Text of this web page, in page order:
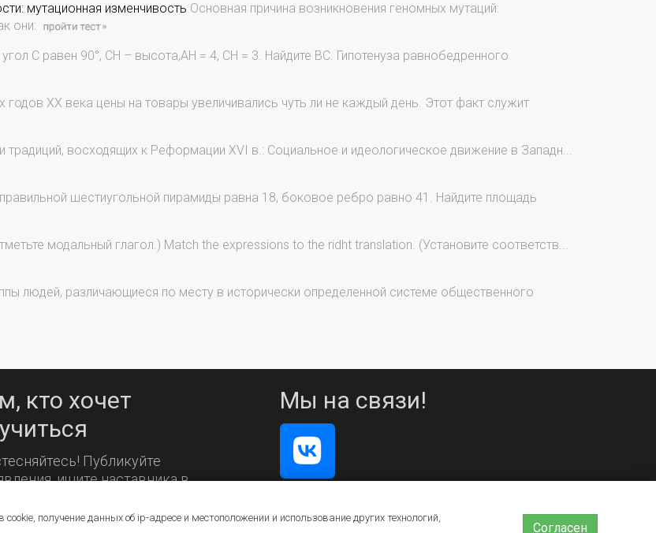
мутационная изменчивость Основная причина возникновения геномных мутаций:
они:
С равен 90°, СН – высота,АН = 4, СН = 3. Найдите ВС. Гипотенуза равнобедренного
годов ХХ века цены на товары увеличивались чуть ли не каждый день. Этот факт служит
традиций, восходящих к Рефор­мации XVI в.: Социальное и идеологическое движение в Западн...
шестиугольной пирамиды равна 18, боковое ребро равно 41. Найдите площадь
модальный глагол.) Match the expressions to the ridht translation. (Установите соответств...
людей, различающиеся по месту в исторически определенной системе общественного
кто хочет
Публикуйте
ищите наставника в
Мы на связи!
получение данных об ip-адресе и местоположении и использование других технологий,
Согласен